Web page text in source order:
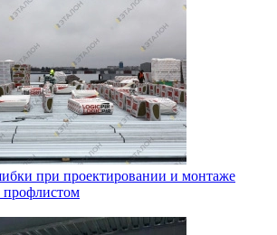
при проектировании и монтаже
профлистом